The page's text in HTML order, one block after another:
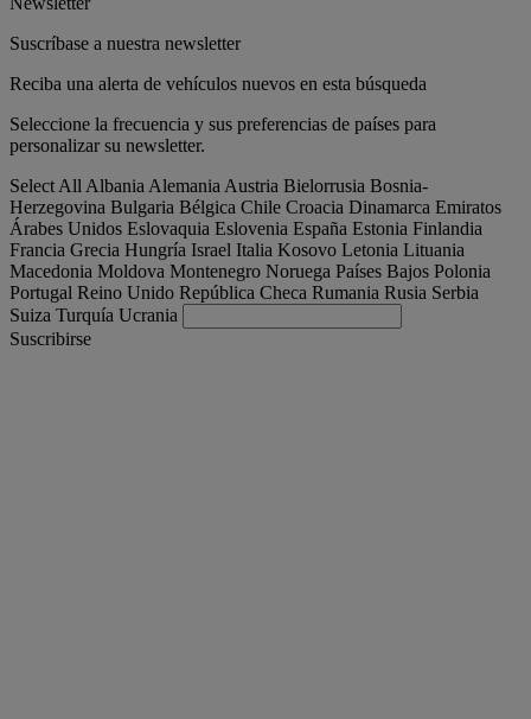
Suscríbase a nuestra newsletter
Reciba una alerta de vehículos nuevos en esta búsqueda
Seleccione la frecuencia y sus preferencias de países para
personalizar su newsletter.
Select AllAlbaniaAlemaniaAustria Bielorrusia Bosnia-
Herzegovina Bulgaria Bélgica Chile Croacia Dinamarca Emiratos
Árabes Unidos Eslovaquia Eslovenia España Estonia Finlandia
Francia Grecia Hungría Israel Italia Kosovo Letonia Lituania
Macedonia Moldova Montenegro Noruega Países Bajos Polonia
Portugal Reino Unido República Checa Rumania Rusia Serbia
Suiza Turquía Ucrania
Suscribirse